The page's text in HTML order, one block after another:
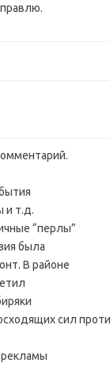
и т.д.
“перлы”
была
В районе
сил